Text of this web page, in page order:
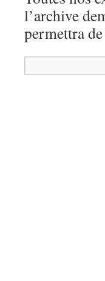
l’archive
permettra